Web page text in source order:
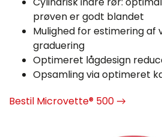
prøven er godt blandet
Mulighed for estimering af
graduering
Optimeret lågdesign
Opsamling via optimeret
Bestil Microvette® 500 →